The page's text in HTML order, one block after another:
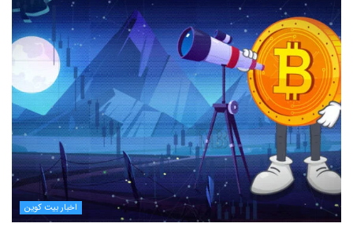
اخبار بیت کوین